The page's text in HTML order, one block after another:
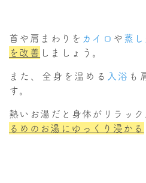
首や肩まわりを カイロ や蒸
を改善 しましょう。
また、全身を温める 入浴 も
す。
熱いお湯だと身体がリラック
るめのお湯にゆっくり浸かる